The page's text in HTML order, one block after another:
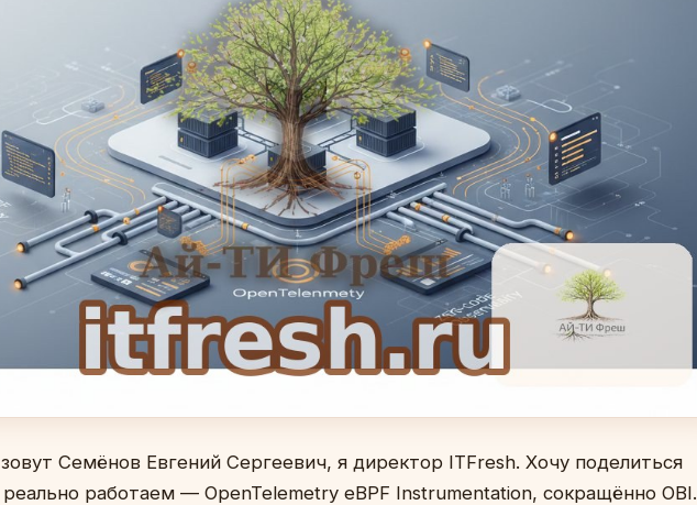
Семёнов Евгений Сергеевич, я директор ITFresh. Хочу поделиться
работаем — OpenTelemetry eBPF Instrumentation, сокращённо OBI.